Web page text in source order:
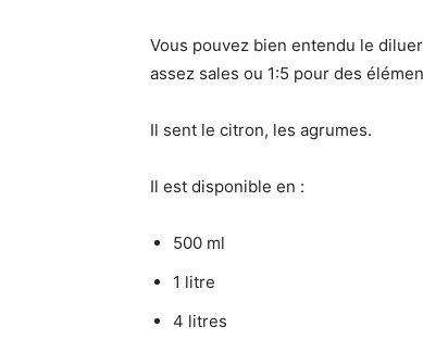
Vous pouvez bien entendu le
assez sales ou 1:5 pour des
Il sent le citron, les agrumes.
Il est disponible en :
500 ml
1 litre
4 litres